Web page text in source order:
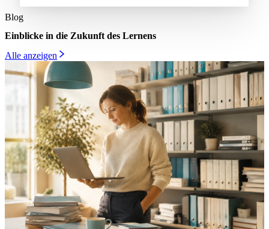
Blog
Einblicke in die Zukunft des Lernens
Alle anzeigen